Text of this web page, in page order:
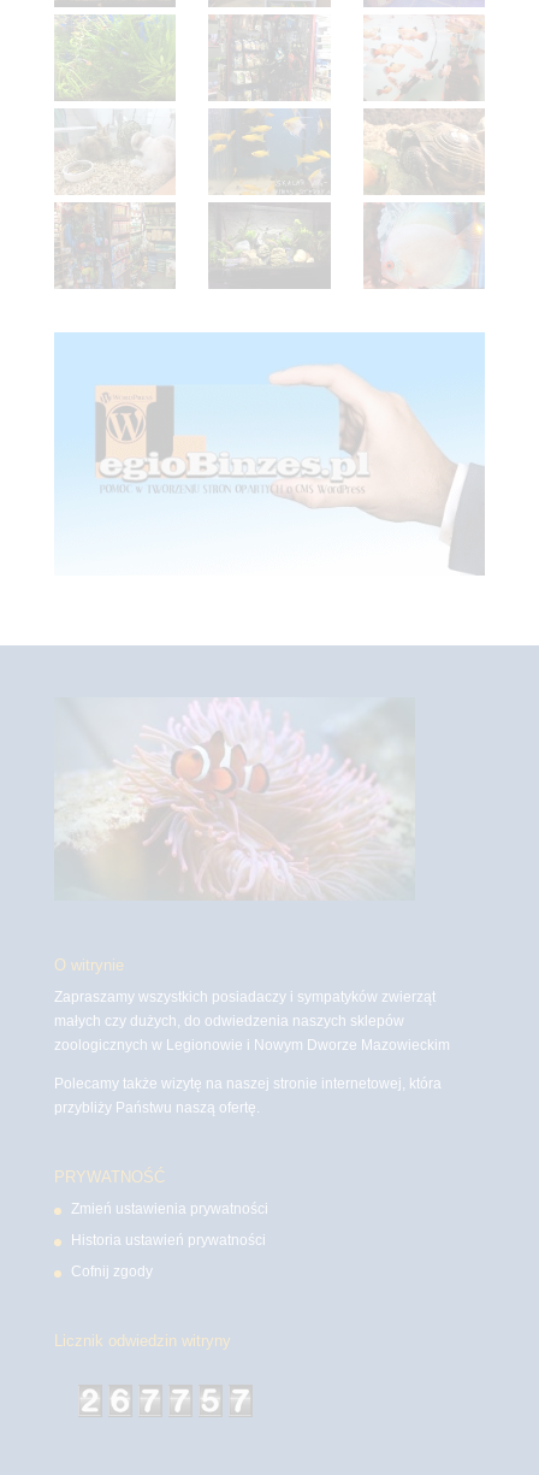
O witrynie
Zapraszamy wszystkich posiadaczy i sympatyków zwierząt
małych czy dużych, do odwiedzenia naszych sklepów
zoologicznych w Legionowie i Nowym Dworze Mazowieckim
Polecamy także wizytę na naszej stronie internetowej, która
przybliży Państwu naszą ofertę.
PRYWATNOŚĆ
Zmień ustawienia prywatności
Historia ustawień prywatności
Cofnij zgody
Licznik odwiedzin witryny